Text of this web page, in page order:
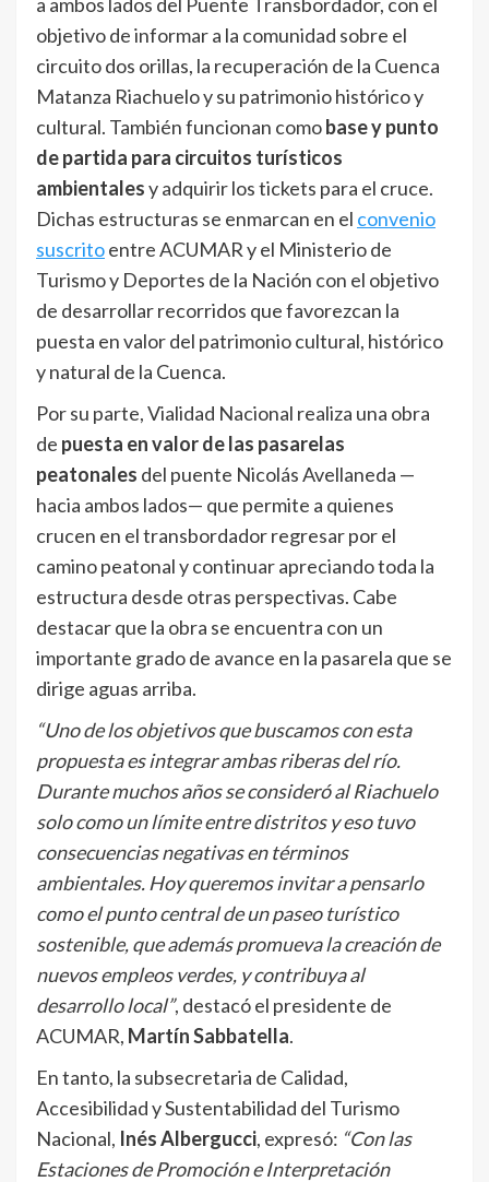
objetivo de informar a la comunidad sobre el
circuito dos orillas, la recuperación de la Cuenca
Matanza Riachuelo y su patrimonio histórico y
cultural. También funcionan comobase y punto
de partida para circuitos turísticos
ambientalesy adquirir los tickets para el cruce.
Dichas estructuras se enmarcan en el convenio
suscritoentre ACUMAR y el Ministerio de
Turismo y Deportes de la Nación con el objetivo
de desarrollar recorridos que favorezcan la
puesta en valor del patrimonio cultural, histórico
y natural de la Cuenca.
Por su parte, Vialidad Nacional realiza una obra
de puesta en valor de las pasarelas
peatonales del puente Nicolás Avellaneda —
hacia ambos lados— que permite a quienes
crucen en el transbordador regresar por el
camino peatonal y continuar apreciando toda la
estructura desde otras perspectivas. Cabe
destacar que la obra se encuentra con un
importante grado de avance en la pasarela que se
dirige aguas arriba.
“Uno de los objetivos que buscamos con esta
propuesta es integrar ambas riberas del río.
Durante muchos años se consideró al Riachuelo
solo como un límite entre distritos y eso tuvo
consecuencias negativas en términos
ambientales. Hoy queremos invitar a pensarlo
como el punto central de un paseo turístico
sostenible, que además promueva la creación de
nuevos empleos verdes, y contribuya al
desarrollo local”, destacó el presidente de
ACUMAR, Martín Sabbatella.
En tanto, la subsecretaria de Calidad,
Accesibilidad y Sustentabilidad del Turismo
Nacional, Inés Albergucci, expresó: “Con las
Estaciones de Promoción e Interpretación